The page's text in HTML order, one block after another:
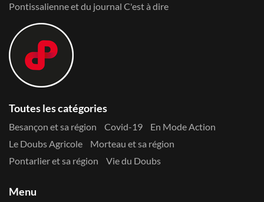
Pontissalienne et du journal C'est à dire
Toutes les catégories
Besançon et sa région Covid-19
En Mode Action
Le Doubs Agricole
Morteau et sa région
Pontarlier et sa région
Vie du Doubs
Menu